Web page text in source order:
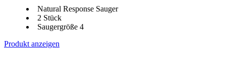
Natural Response Sauger
2 Stück
Saugergröße 4
Produkt anzeigen